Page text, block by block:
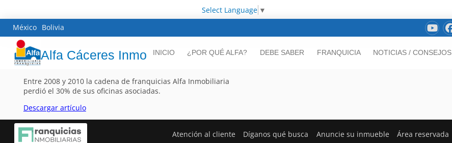
Select Language ▼
México Bolivia
Alfa Cáceres Inmo INICIO ¿POR QUÉ ALFA? DEBE SABER FRANQUICIA NOTICIAS / CONSEJOS
Entre 2008 y 2010 la cadena de franquicias Alfa Inmobiliaria
perdió el 30% de sus oficinas asociadas.
Descargar artículo
Atención al cliente Díganos qué busca Anuncie su inmueble Área reservada